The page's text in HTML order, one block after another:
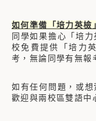
如何準備「培力英檢
同學如果擔心「培
校免費提供「培力
考，無論同學有無報
如有任何問題，或想
歡迎與兩校區雙語中